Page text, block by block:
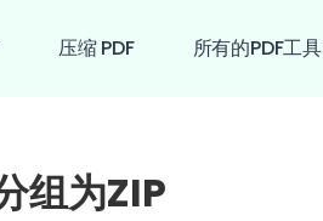
压缩 PDF 所有的PDF工具
组为ZIP